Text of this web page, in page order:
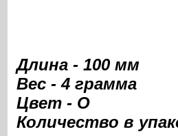
Длина - 100 мм
Вес - 4 грамма
Цвет - O
Количество в